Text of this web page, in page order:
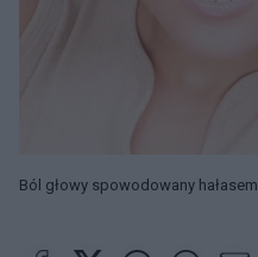
Ból głowy spowodowany hałasem